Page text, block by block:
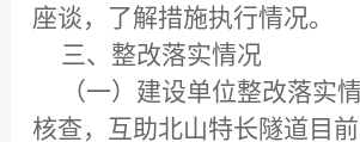
座谈，了解措施执行情况。
三、整改落实情况
（一）建设单位整改落实
核查，互助北山特长隧道目